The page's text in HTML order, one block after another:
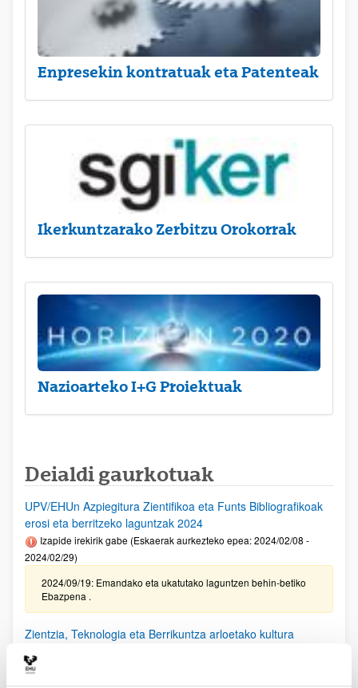
Enpresekin kontratuak eta Patenteak
Ikerkuntzarako Zerbitzu Orokorrak
Nazioarteko I+G Proiektuak
Deialdi gaurkotuak
UPV/EHUn Azpiegitura Zientifikoa eta Funts Bibliografikoak
erosi eta berritzeko laguntzak 2024
Izapide irekirik gabe (Eskaerak aurkezteko epea: 2024/02/08 -
2024/02/29)
2024/09/19: Emandako eta ukatutako laguntzen behin-betiko
Ebazpena .
Zientzia, Teknologia eta Berrikuntza arloetako kultura